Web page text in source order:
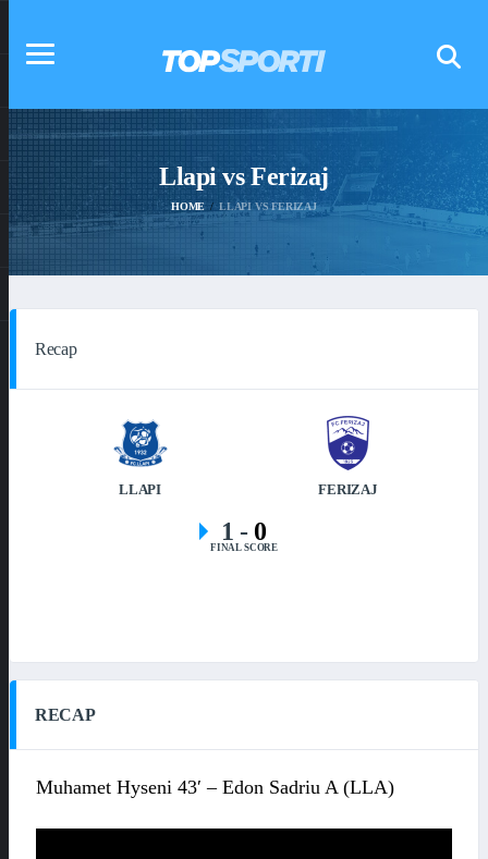
Llapi vs Ferizaj
HOME LLAPI VS FERIZAJ
Recap
LLAPI FERIZAJ
1- 0
FINAL SCORE
RECAP
Muhamet Hyseni 43′ – Edon Sadriu A (LLA)